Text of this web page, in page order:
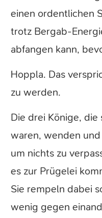
einen ordentlichen
trotz Bergab-
abfangen kann,
Hoppla. Das
zu werden.
Die drei Könige,
waren, wenden
um nichts zu
es zur Prügelei
Sie rempeln dabei
wenig gegen